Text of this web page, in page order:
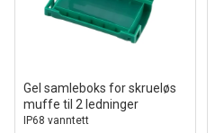
Gel samleboks for skrueløs
muffe til 2 ledninger
IP68 vanntett